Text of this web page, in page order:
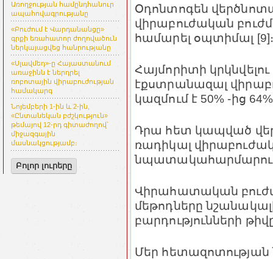
Առողջության համընդհանուր
ապահովագրությանը
«Բուժում է Վարդանանցը»
գրքի եռահատոր ժողովածուն
ներկայացվեց հանրությանը
«Սլավմեդ»-ը Հայաստանում
առաջինն է ներդրել
ռոբոտային վիրաբուժության
համակարգ
Նոյեմբերի 1-ին և 2-ին,
«Ընտանեկան բժշկություն»
թեմայով 12-րդ գիտաժողով՝
միջազգային
մասնակցությամբ։
Բոլոր լուրերը
Օդոնտոգեն
վիրաբուժական
համարել օպտիմալ
Հայմորիտի
էքստրանազալ
կազմում է 50% -ից
Դրա հետ կապված
ռադիկալ
Վիրահատական
մեթոդները
բարդությունների
Մեր հետազոտության